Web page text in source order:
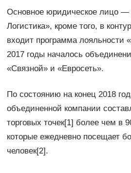
Основное юридическое лицо
Логистика», кроме того, в
входит программа лояльности
2017 годы началось
«Связной» и «Евросеть».
По состоянию на конец 2018
объединенной компании
торговых точек[1] более чем в
которые ежедневно посещает
человек[2].